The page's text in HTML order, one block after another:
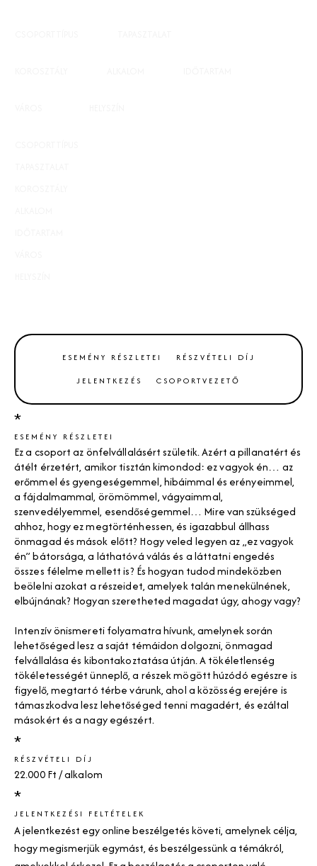
ESEMÉNY RÉSZLETEI RÉSZVÉTELI DÍJ
JELENTKEZÉS CSOPORTVEZETŐ
*
ESEMÉNY RÉSZLETEI
Ez a csoport az önfelvállalásért születik. Azért a pillanatért és
átélt érzetért, amikor tisztán kimondod: ez vagyok én… az
erőmmel és gyengeségemmel, hibáimmal és erényeimmel,
a fájdalmammal, örömömmel, vágyaimmal,
szenvedélyemmel, esendőségemmel… Mire van szükséged
ahhoz, hogy ez megtörténhessen, és igazabbul állhass
önmagad és mások előtt? Hogy veled legyen az „ez vagyok
én” bátorsága, a láthatóvá válás és a láttatni engedés
összes félelme mellett is? És hogyan tudod mindeközben
beölelni azokat a részeidet, amelyek talán menekülnének,
elbújnának? Hogyan szeretheted magadat úgy, ahogy vagy?
Intenzív önismereti folyamatra hívunk, amelynek során
lehetőséged lesz a saját témáidon dolgozni, önmagad
felvállalása és kibontakoztatása útján. A tökéletlenség
tökéletességét ünneplő, a részek mögött húzódó egészre is
figyelő, megtartó térbe várunk, ahol a közösség erejére is
támaszkodva lesz lehetőséged tenni magadért, és ezáltal
másokért és a nagy egészért.
*
RÉSZVÉTELI DÍJ
22.000 Ft / alkalom
*
JELENTKEZÉSI FELTÉTELEK
A jelentkezést egy online beszélgetés követi, amelynek célja,
hogy megismerjük egymást, és beszélgessünk a témákról,